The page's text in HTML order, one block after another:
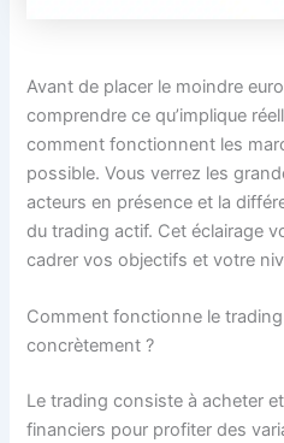
Avant de placer le moindre
comprendre ce qu’implique
comment fonctionnent les
possible. Vous verrez les
acteurs en présence et la
du trading actif. Cet éclairage
cadrer vos objectifs et votre
Comment fonctionne le
concrètement ?
Le trading consiste à acheter
financiers pour profiter des